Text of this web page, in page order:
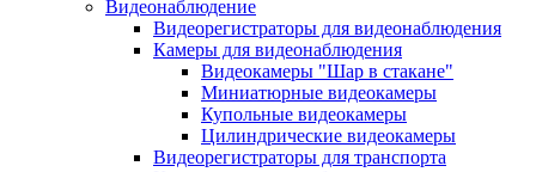
Видеонаблюдение
Видеорегистраторы для видеонаблюдения
Камеры для видеонаблюдения
Видеокамеры "Шар в стакане"
Миниатюрные видеокамеры
Купольные видеокамеры
Цилиндрические видеокамеры
Видеорегистраторы для транспорта